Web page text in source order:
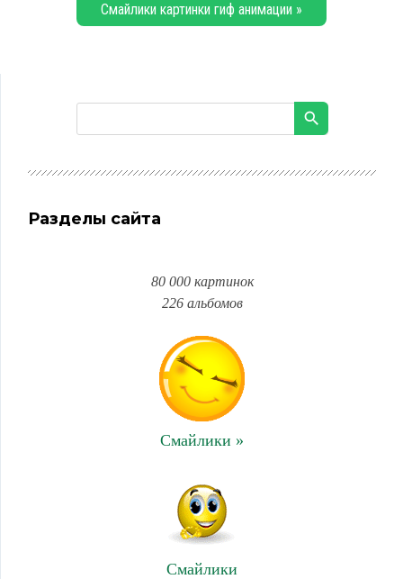
Смайлики картинки гиф анимации »
Разделы сайта
80 000 картинок
226 альбомов
Смайлики »
Смайлики